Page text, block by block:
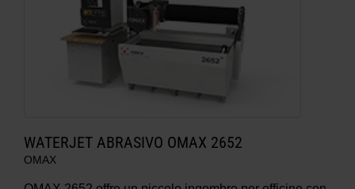
WATERJET ABRASIVO OMAX 2652
OMAX